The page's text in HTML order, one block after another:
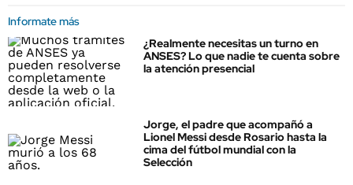
Informate más
¿Realmente necesitas un turno en
ANSES? Lo que nadie te cuenta sobre
la atención presencial
Jorge, el padre que acompañó a
Lionel Messi desde Rosario hasta la
cima del fútbol mundial con la
Selección